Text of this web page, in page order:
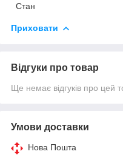
Стан
Приховати
Відгуки про товар
Ще немає відгуків про цей
Умови доставки
Нова Пошта